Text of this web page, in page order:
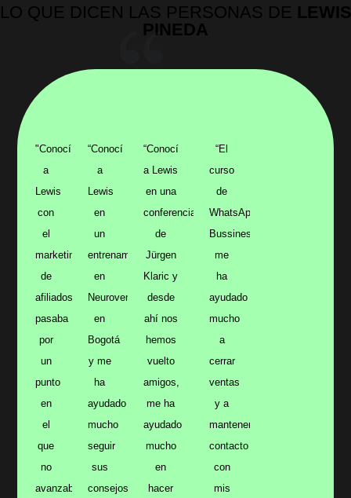
LO QUE DICEN LAS PERSONAS DE LEWIS
PINEDA
"Conocí
a
Lewis
con
el
marketing
de
afiliados,
pasaba
por
un
punto
en
el
que
no
avanzaba
“Conocí
a
Lewis
en
un
entrenamiento
en
Neuroventas
en
Bogotá
y me
ha
ayudado
mucho
seguir
sus
consejos
“Conocí
a Lewis
en una
conferencia
de
Jürgen
Klaric y
desde
ahí nos
hemos
vuelto
amigos,
me ha
ayudado
mucho
en
hacer
“El
curso
de
WhatsApp
Bussines
me
ha
ayudado
mucho
a
cerrar
ventas
y a
mantener
contacto
con
mis